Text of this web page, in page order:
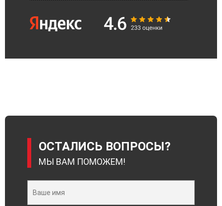
ОСТАЛИСЬ ВОПРОСЫ?
МЫ ВАМ ПОМОЖЕМ!